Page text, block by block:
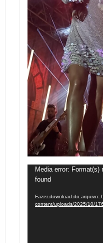
Tocador
de
vídeo
Media error:
found
Fazer download do arquivo:
content/uploads/2025/10/